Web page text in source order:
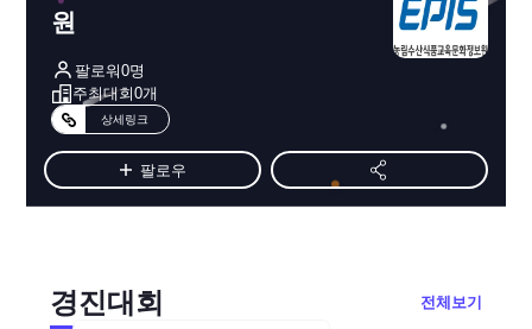
원
팔로워0명
주최대회0개
상세링크
팔로우
경진대회 전체보기